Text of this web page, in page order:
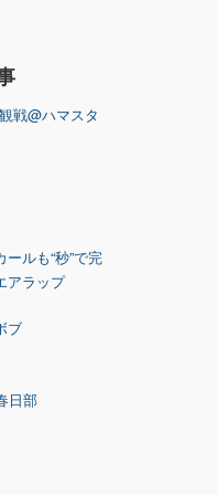
戦@ハマスタ
ルも“秒”で完
ラップ
ブ
日部